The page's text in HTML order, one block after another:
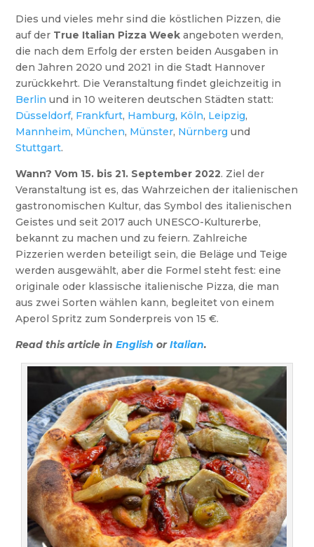
Dies und vieles mehr sind die köstlichen Pizzen, die
auf der True Italian Pizza Weekangeboten werden,
die nach dem Erfolg der ersten beiden Ausgaben in
den Jahren 2020 und 2021 in die Stadt Hannover
zurückkehrt. Die Veranstaltung findet gleichzeitig in
Berlin und in 10 weiteren deutschen Städten statt:
Düsseldorf, Frankfurt, Hamburg, Köln, Leipzig,
Mannheim, München, Münster, Nürnberg und
Stuttgart.
Wann? Vom 15. bis 21. September 2022. Ziel der
Veranstaltung ist es, das Wahrzeichen der italienischen
gastronomischen Kultur, das Symbol des italienischen
Geistes und seit 2017 auch UNESCO-Kulturerbe,
bekannt zu machen und zu feiern. Zahlreiche
Pizzerien werden beteiligt sein, die Beläge und Teige
werden ausgewählt, aber die Formel steht fest: eine
originale oder klassische italienische Pizza, die man
aus zwei Sorten wählen kann, begleitet von einem
Aperol Spritz zum Sonderpreis von 15 €.
Read this article inEnglish orItalian.